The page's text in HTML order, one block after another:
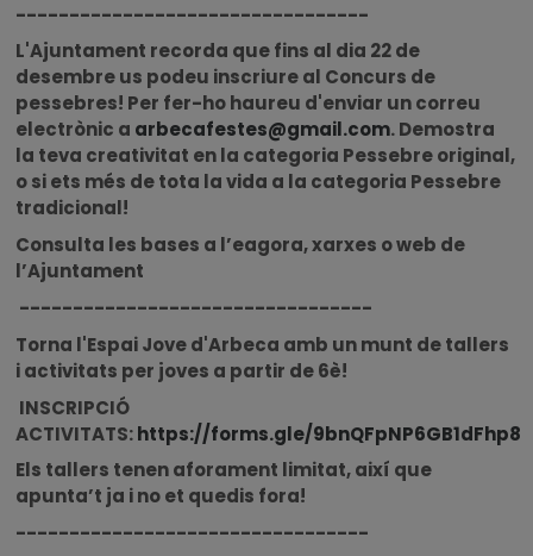
---------------------------------
L'Ajuntament recorda que fins al dia 22 de
desembre us podeu inscriure al Concurs de
pessebres! Per fer-ho haureu d'enviar un correu
electrònic a arbecafestes@gmail.com. Demostra
la teva creativitat en la categoria Pessebre original,
o si ets més de tota la vida a la categoria Pessebre
tradicional!
Consulta les bases a l’eagora, xarxes o web de
l’Ajuntament
---------------------------------
Torna l'Espai Jove d'Arbeca amb un munt de tallers
i activitats per joves a partir de 6è!
INSCRIPCIÓ
ACTIVITATS:https://forms.gle/9bnQFpNP6GB1dFhp8
Els tallers tenen aforament limitat, així que
apunta’t ja i no et quedis fora!
---------------------------------